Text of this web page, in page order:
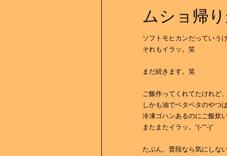
ムショ帰
ソフトモヒカンだっていう
それもイラッ。笑
まだ続きます。笑
ご飯作ってくれてたけれど
しかも油でベタベタのやつ
冷凍ゴハンあるのにご飯炊
またまたイラッ。"(-""-)"
たぶん、普段なら気にしな